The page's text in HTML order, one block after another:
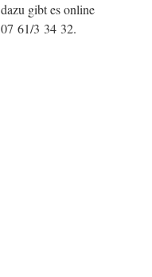
gibt es online
61/3 34 32.